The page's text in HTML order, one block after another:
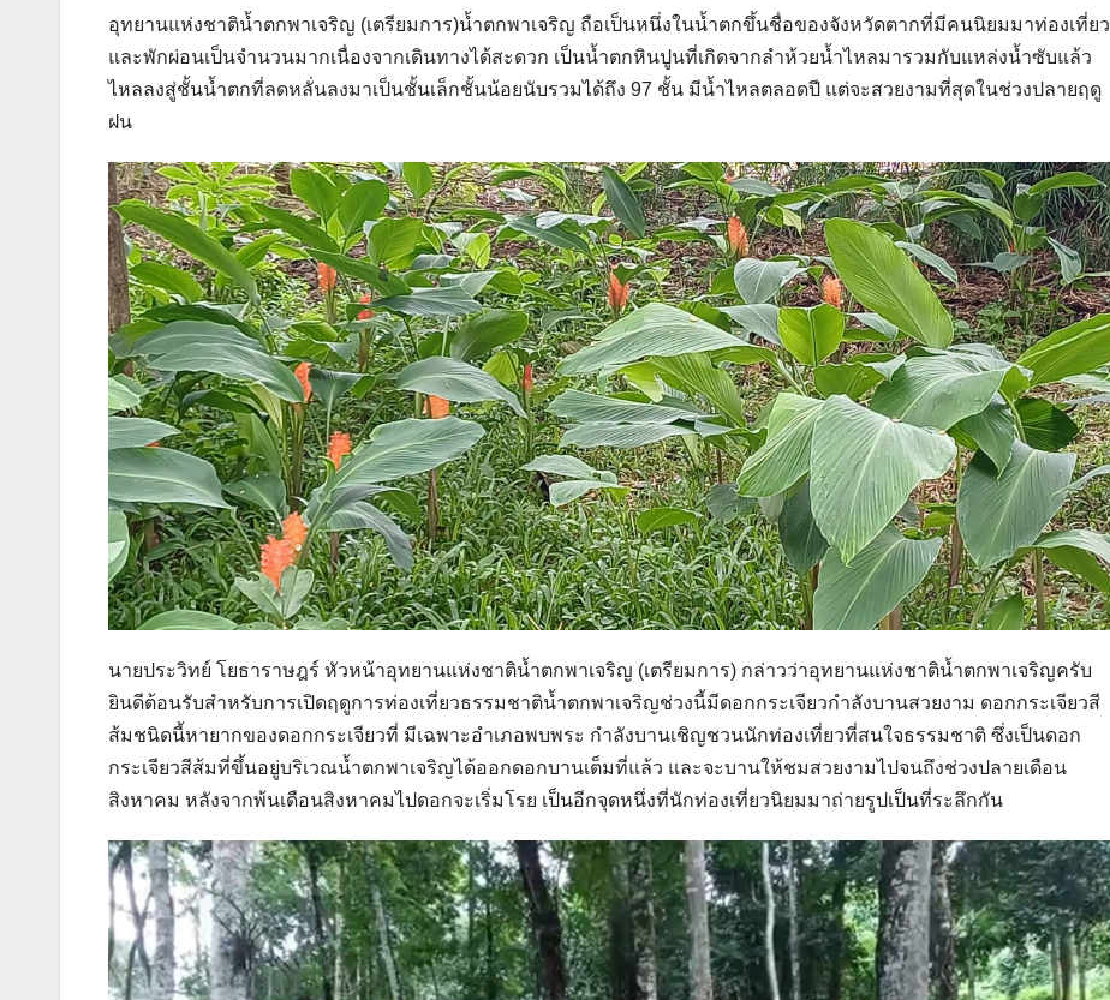
อุทยานแห่งชาติน้ำตกพาเจริญ (เตรียมการ)น้ำตกพาเจริญ ถือเป็นหนึ่งในน้ำตกขึ้นชื่อของจังหวัดตากที่มีคนนิยมมาท่องเที่ยว
และพักผ่อนเป็นจำนวนมากเนื่องจากเดินทางได้สะดวก เป็นน้ำตกหินปูนที่เกิดจากลำห้วยน้ำไหลมารวมกับแหล่งน้ำซับแล้ว
ไหลลงสู่ชั้นน้ำตกที่ลดหลั่นลงมาเป็นชั้นเล็กชั้นน้อยนับรวมได้ถึง 97 ชั้น มีน้ำไหลตลอดปี แต่จะสวยงามที่สุดในช่วงปลายฤดู
ฝน
นายประวิทย์ โยธาราษฎร์ หัวหน้าอุทยานแห่งชาติน้ำตกพาเจริญ (เตรียมการ) กล่าวว่าอุทยานแห่งชาติน้ำตกพาเจริญครับ
ยินดีต้อนรับสำหรับการเปิดฤดูการท่องเที่ยวธรรมชาติน้ำตกพาเจริญช่วงนี้มีดอกกระเจียวกำลังบานสวยงาม ดอกกระเจียวสี
ส้มชนิดนี้หายากของดอกกระเจียวที่ มีเฉพาะอำเภอพบพระ กำลังบานเชิญชวนนักท่องเที่ยวที่สนใจธรรมชาติ ซึ่งเป็นดอก
กระเจียวสีส้มที่ขึ้นอยู่บริเวณน้ำตกพาเจริญได้ออกดอกบานเต็มที่แล้ว และจะบานให้ชมสวยงามไปจนถึงช่วงปลายเดือน
สิงหาคม หลังจากพ้นเดือนสิงหาคมไปดอกจะเริ่มโรย เป็นอีกจุดหนึ่งที่นักท่องเที่ยวนิยมมาถ่ายรูปเป็นที่ระลึกกัน